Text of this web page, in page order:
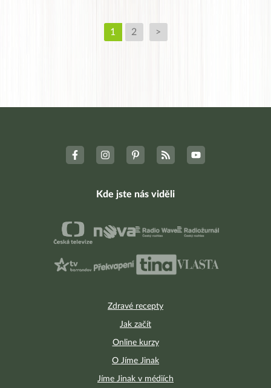
1 2 >
Zdravé recepty
Jak začít
Online kurzy
O Jíme Jinak
Jíme Jinak v médiích
Kde jste nás viděli